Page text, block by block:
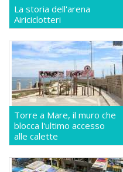
La storia dell'arena
Airiciclotteri
Torre a Mare, il muro che
blocca l'ultimo accesso
alle calette